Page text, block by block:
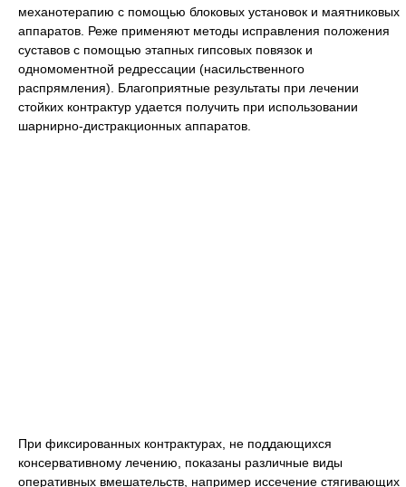
механотерапию с помощью блоковых установок и маятниковых
аппаратов. Реже применяют методы исправления положения
суставов с помощью этапных гипсовых повязок и
одномоментной редрессации (насильственного
распрямления). Благоприятные результаты при лечении
стойких контрактур удается получить при использовании
шарнирно-дистракционных аппаратов.
При фиксированных контрактурах, не поддающихся
консервативному лечению, показаны различные виды
оперативных вмешательств, например иссечение стягивающих